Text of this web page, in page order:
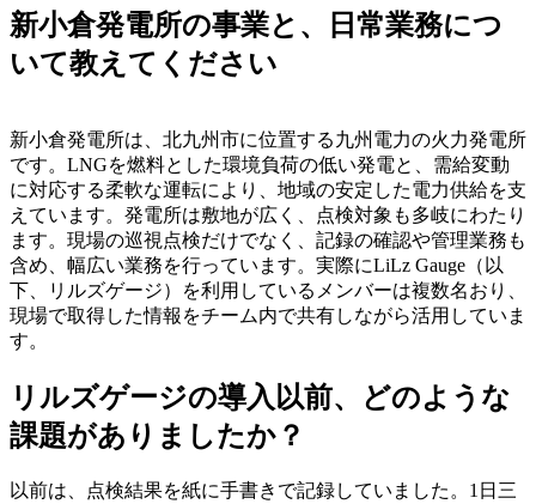
新小倉発電所の事業と、日常業務につ
いて教えてください
新小倉発電所は、北九州市に位置する九州電力の火力発電所
です。LNGを燃料とした環境負荷の低い発電と、需給変動
に対応する柔軟な運転により、地域の安定した電力供給を支
えています。発電所は敷地が広く、点検対象も多岐にわたり
ます。現場の巡視点検だけでなく、記録の確認や管理業務も
含め、幅広い業務を行っています。実際にLiLz Gauge（以
下、リルズゲージ）を利用しているメンバーは複数名おり、
現場で取得した情報をチーム内で共有しながら活用していま
す。
リルズゲージの導入以前、どのような
課題がありましたか？
以前は、点検結果を紙に手書きで記録していました。1日三